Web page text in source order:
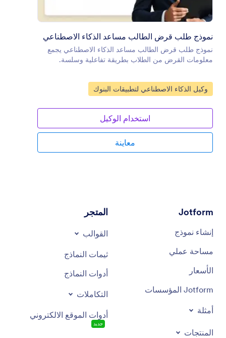
نموذج طلب قرض الطالب مساعد الذكاء الاصطناعي
نموذج طلب قرض الطالب مساعد الذكاء الاصطناعي يجمع
معلومات القرض من الطلاب بطريقة تفاعلية وسلسة.
انتقل إلى الفئة:
وكيل الذكاء الاصطناعي لتطبيقات البنوك
استخدام الوكيل
معاينة
Jotform
إنشاء نموذج
مساحة عملي
الأسعار
Jotform المؤسسات
أمثلة
المنتجات
المتجر
القوالب
ثيمات النماذج
أدوات النماذج
التكاملات
أدوات الموقع الالكتروني
جديد